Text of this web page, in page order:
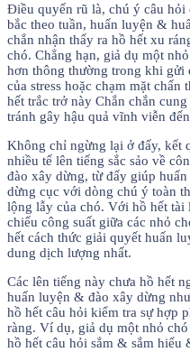
Điều quyến rũ là, chú ý câu hỏi
bắc theo tuần, huấn luyện &
chắn nhận thấy ra hồ hết xu
chó. Chẳng hạn, giả dụ một
hơn thông thường trong khi gửi
của stress hoặc chạm mặt
hết trắc trở này Chắn chắn
tránh gây hậu quả vĩnh viễn
Không chỉ ngừng lại ở đấy, kết
nhiều tế lên tiếng sắc sảo về
đào xây dừng, từ đấy giúp
dừng cục với dòng chú ý toàn
lộng lẫy của chó. Với hồ hết tài
chiếu công suất giữa các nhỏ
hết cách thức giải quyết huấn
dung dịch lượng nhất.
Các lên tiếng này chưa hồ hết
huấn luyện & đào xây dừng
hồ hết câu hỏi kiểm tra sự hợp
ràng. Ví dụ, giả dụ một nhỏ
hồ hết câu hỏi sắm & sắm hiểu